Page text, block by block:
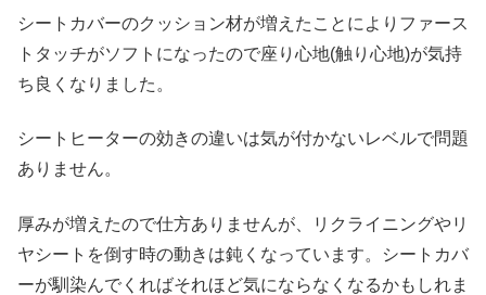
シートカバーのクッション材が増えたことによりファース
トタッチがソフトになったので座り心地(触り心地)が気持
ち良くなりました。
シートヒーターの効きの違いは気が付かないレベルで問題
ありません。
厚みが増えたので仕方ありませんが、リクライニングやリ
ヤシートを倒す時の動きは鈍くなっています。シートカバ
ーが馴染んでくればそれほど気にならなくなるかもしれま